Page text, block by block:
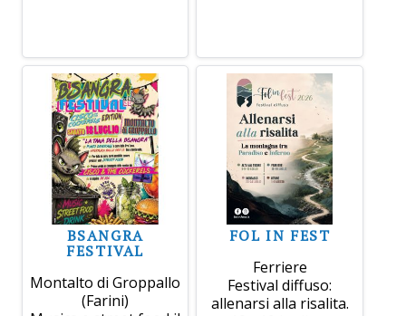
BSANGRA
FESTIVAL
Montalto di Groppallo
(Farini)
FOL IN FEST
Ferriere
Festival diffuso:
allenarsi alla risalita.